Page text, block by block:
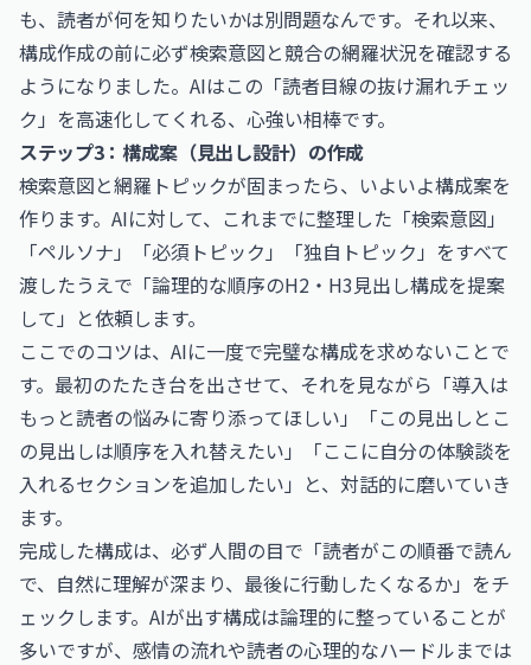
も、読者が何を知りたいかは別問題なんです。それ以来、
構成作成の前に必ず検索意図と競合の網羅状況を確認する
ようになりました。AIはこの「読者目線の抜け漏れチェッ
ク」を高速化してくれる、心強い相棒です。
ステップ3：構成案（見出し設計）の作成
検索意図と網羅トピックが固まったら、いよいよ構成案を
作ります。AIに対して、これまでに整理した「検索意図」
「ペルソナ」「必須トピック」「独自トピック」をすべて
渡したうえで「論理的な順序のH2・H3見出し構成を提案
して」と依頼します。
ここでのコツは、AIに一度で完璧な構成を求めないことで
す。最初のたたき台を出させて、それを見ながら「導入は
もっと読者の悩みに寄り添ってほしい」「この見出しとこ
の見出しは順序を入れ替えたい」「ここに自分の体験談を
入れるセクションを追加したい」と、対話的に磨いていき
ます。
完成した構成は、必ず人間の目で「読者がこの順番で読ん
で、自然に理解が深まり、最後に行動したくなるか」をチ
ェックします。AIが出す構成は論理的に整っていることが
多いですが、感情の流れや読者の心理的なハードルまでは